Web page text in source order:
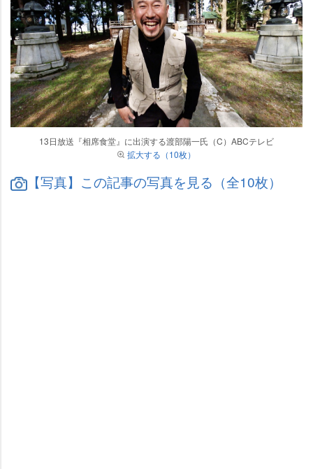
13日放送『相席食堂』に出演する渡部陽一氏（C）ABCテレビ
拡大する（10枚）
【写真】この記事の写真を見る（全10枚）